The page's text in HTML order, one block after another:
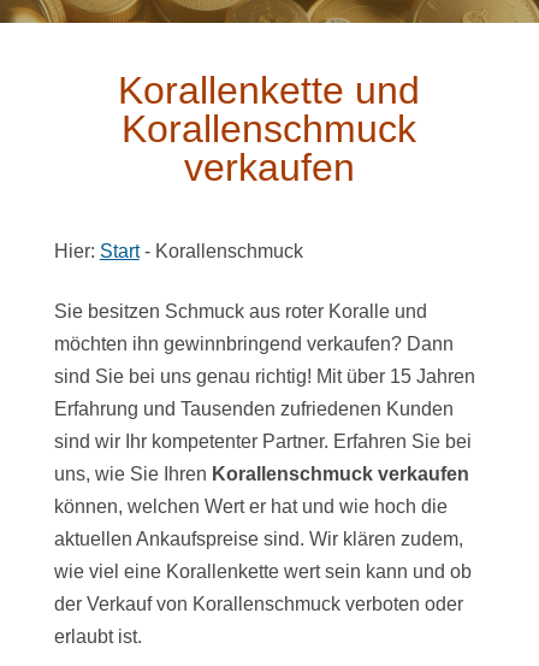
Korallenkette und
Korallenschmuck
verkaufen
Hier: Start- Korallenschmuck
Sie besitzen Schmuck aus roter Koralle und
möchten ihn gewinnbringend verkaufen? Dann
sind Sie bei uns genau richtig! Mit über 15 Jahren
Erfahrung und Tausenden zufriedenen Kunden
sind wir Ihr kompetenter Partner. Erfahren Sie bei
uns, wie Sie Ihren Korallenschmuck verkaufen
können, welchen Wert er hat und wie hoch die
aktuellen Ankaufspreise sind. Wir klären zudem,
wie viel eine Korallenkette wert sein kann und ob
der Verkauf von Korallenschmuck verboten oder
erlaubt ist.